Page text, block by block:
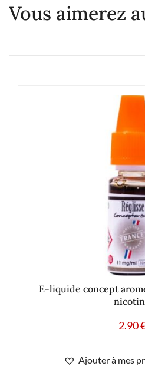
Vous aimerez
E-liquide concept
2.90
Ajouter à mes